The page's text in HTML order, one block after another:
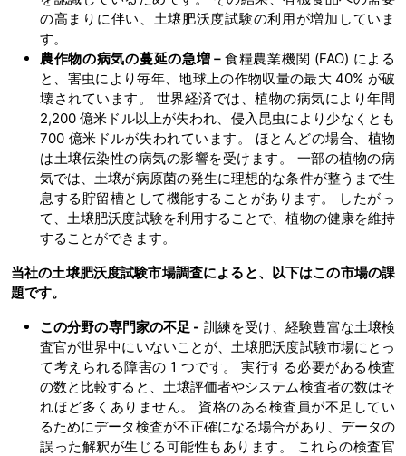
の高まりに伴い、土壌肥沃度試験の利用が増加していま
す。
農作物の病気の蔓延の急増－ 食糧農業機関 (FAO) による
と、害虫により毎年、地球上の作物収量の最大 40% が破
壊されています。 世界経済では、植物の病気により年間
2,200 億米ドル以上が失われ、侵入昆虫により少なくとも
700 億米ドルが失われています。 ほとんどの場合、植物
は土壌伝染性の病気の影響を受けます。 一部の植物の病
気では、土壌が病原菌の発生に理想的な条件が整うまで生
息する貯留槽として機能することがあります。 したがっ
て、土壌肥沃度試験を利用することで、植物の健康を維持
することができます。
当社の土壌肥沃度試験市場調査によると、以下はこの市場の課
題です。
この分野の専門家の不足 - 訓練を受け、経験豊富な土壌検
査官が世界中にいないことが、土壌肥沃度試験市場にとっ
て考えられる障害の 1 つです。 実行する必要がある検査
の数と比較すると、土壌評価者やシステム検査者の数はそ
れほど多くありません。 資格のある検査員が不足してい
るためにデータ検査が不正確になる場合があり、データの
誤った解釈が生じる可能性もあります。 これらの検査官